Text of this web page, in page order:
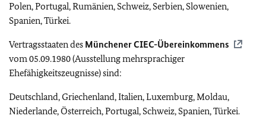
Polen, Portugal, Rumänien, Schweiz, Serbien, Slowenien,
Spanien, Türkei.
Vertragsstaaten des Münchener CIEC-Übereinkommens
vom 05.09.1980 (Ausstellung mehrsprachiger
Ehefähigkeitszeugnisse) sind:
Deutschland, Griechenland, Italien, Luxemburg, Moldau,
Niederlande, Österreich, Portugal, Schweiz, Spanien, Türkei.